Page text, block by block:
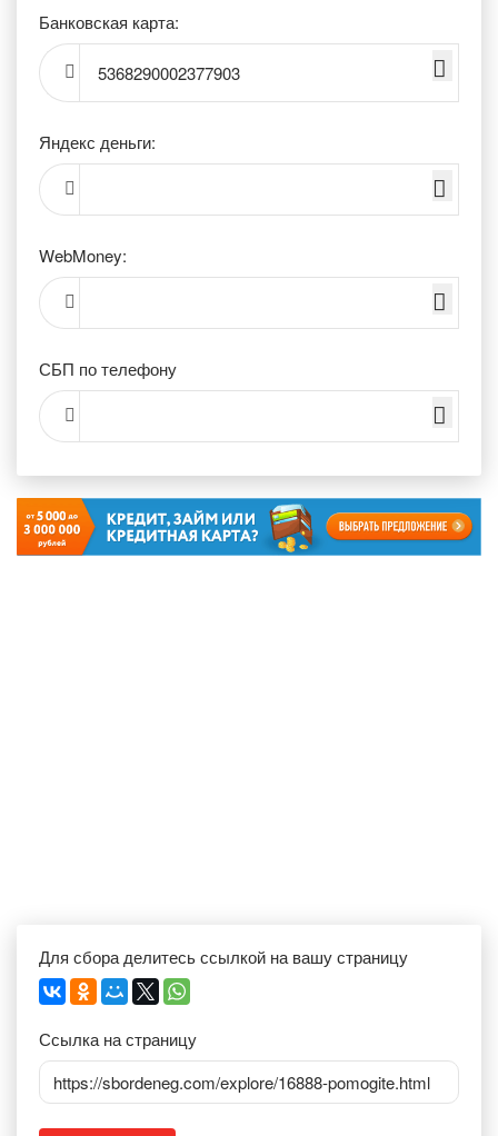
Банковская карта:
5368290002377903
Яндекс деньги:
WebMoney:
СБП по телефону
Для сбора делитесь ссылкой на вашу страницу
Ссылка на страницу
https://sbordeneg.com/explore/16888-pomogite.html